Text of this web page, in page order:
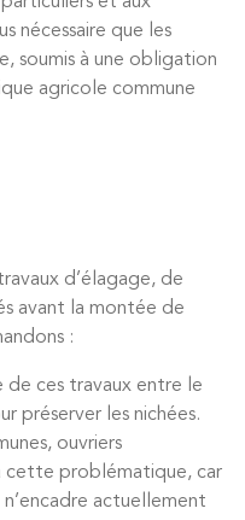
nécessaire que les
soumis à une obligation
agricole commune
d’élagage, de
avant la montée de
:
de ces travaux entre le
préserver les nichées.
ouvriers
cette problématique, car
actuellement